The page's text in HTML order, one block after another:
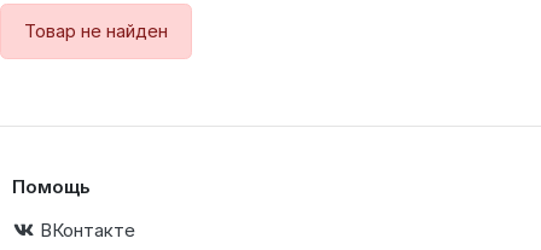
Товар не найден
Помощь
ВКонтакте